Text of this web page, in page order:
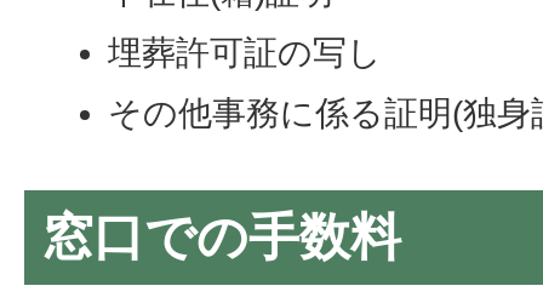
埋葬許可証の写し
その他事務に係る証明(独身
窓口での手数料